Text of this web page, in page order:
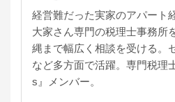
経営難だった実家のアパート
大家さん専門の税理士事務所
縄まで幅広く相談を受ける。
など多方面で活躍。専門税理
s』メンバー。